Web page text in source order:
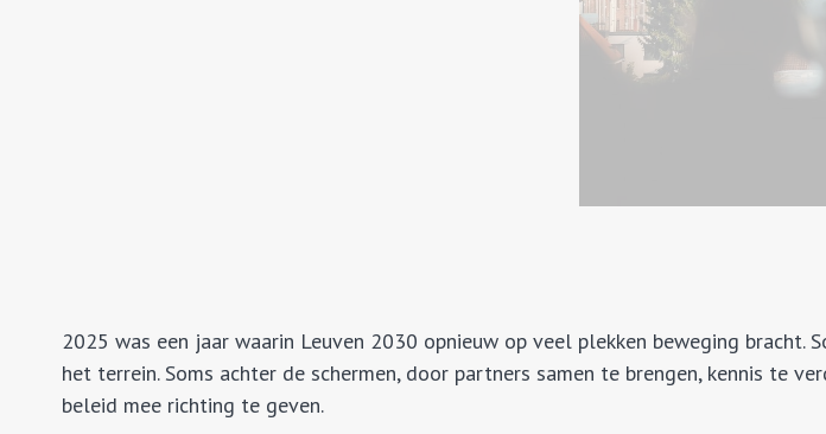
2025 was een jaar waarin Leuven 2030 opnieuw op veel plekken beweging bracht.
het terrein. Soms achter de schermen, door partners samen te brengen, kennis te
beleid mee richting te geven.